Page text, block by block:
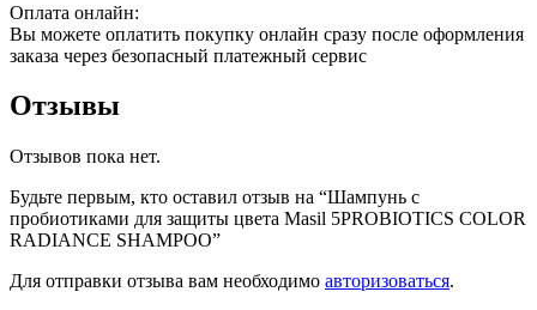
Оплата онлайн:
Вы можете оплатить покупку онлайн сразу после оформления
заказа через безопасный платежный сервис
Отзывы
Отзывов пока нет.
Будьте первым, кто оставил отзыв на “Шампунь с
пробиотиками для защиты цвета Masil 5PROBIOTICS COLOR
RADIANCE SHAMPOO”
Для отправки отзыва вам необходимо авторизоваться.